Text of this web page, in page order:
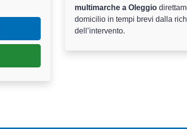
multimarche a Oleggio
domicilio in tempi brevi dalla
dell’intervento.